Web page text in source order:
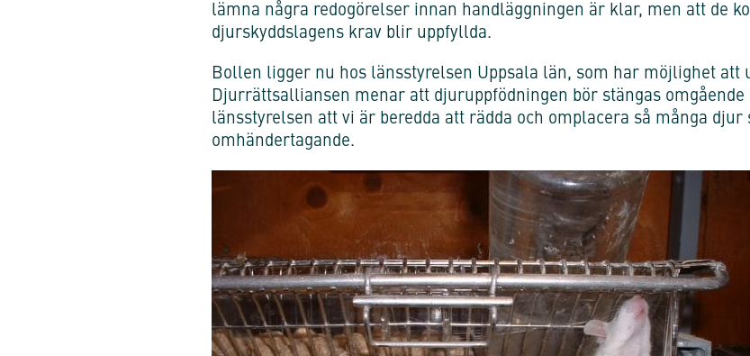
lämna några redogörelser innan handläggningen är klar, men att de
djurskyddslagens krav blir uppfyllda.
Bollen ligger nu hos länsstyrelsen Uppsala län, som har möjlighet att
Djurrättsalliansen menar att djuruppfödningen bör stängas
länsstyrelsen att vi är beredda att rädda och omplacera så många
omhändertagande.